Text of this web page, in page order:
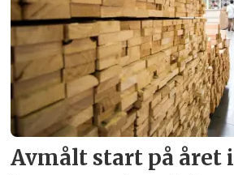
Avmålt start på året i